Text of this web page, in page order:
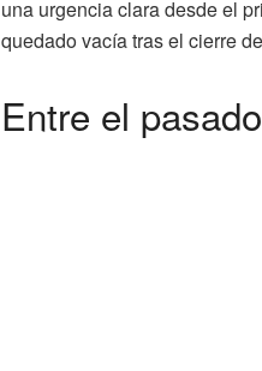
una urgencia clara desde el
quedado vacía tras el cierre
Entre el